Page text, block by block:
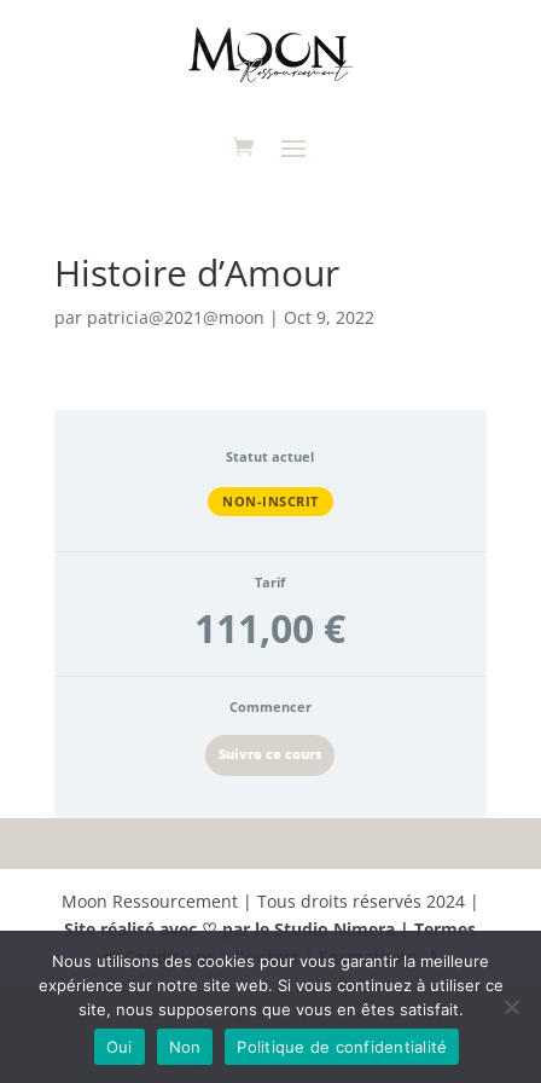
Histoire d’Amour
par patricia@2021@moon | Oct 9, 2022
Statut actuel
NON-INSCRIT
Tarif
111,00 €
Commencer
Suivre ce cours
Moon Ressourcement | Tous droits réservés 2024 |
Site réalisé avec ♡ par le Studio Nimera |Termes
et Conditions|Contact|Formations 🌙
Nous utilisons des cookies pour vous garantir la meilleure
expérience sur notre site web. Si vous continuez à utiliser ce
site, nous supposerons que vous en êtes satisfait.
Oui
Non Politique de confidentialité